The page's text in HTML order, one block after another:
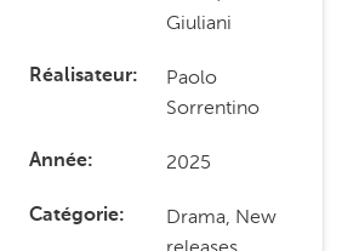
Giuliani
Réalisateur
Paolo
Sorrentino
Année 2025
Catégorie
Drama, New